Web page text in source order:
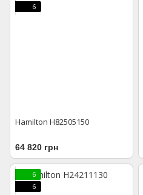
6
Hamilton H82505150
64 820 грн
6
6